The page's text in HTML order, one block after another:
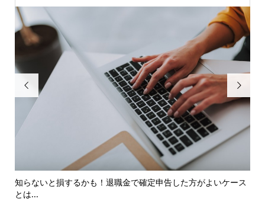

知らないと損するかも！退職金で確定申告した方がよいケース
とは...
